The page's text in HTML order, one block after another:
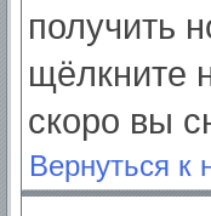
получить
щёлкните
скоро вы
Вернуться к